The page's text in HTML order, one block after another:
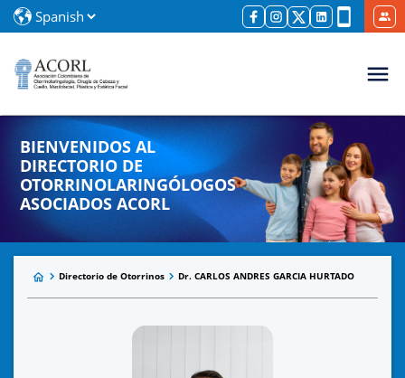
BIENVENIDOS AL
DIRECTORIO DE
OTORRINOLARINGÓLOGOS
ASOCIADOS ACORL
Directorio de Otorrinos Dr. CARLOS ANDRES GARCIA HURTADO